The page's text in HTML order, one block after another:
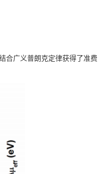
合广义普朗克定律获得了准费